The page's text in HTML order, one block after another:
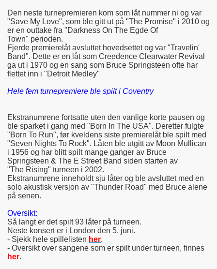
Den neste turnepremieren kom som låt nummer ni og var
"Save My Love", som ble gitt ut på "The Promise" i 2010 og
er en outtake fra "Darkness On The Egde Of
Town" perioden.
Fjerde premierelåt avsluttet hovedsettet og var "Travelin'
Band". Dette er en låt som Creedence Clearwater Revival
ga ut i 1970 og en sang som Bruce Springsteen ofte har
flettet inn i "Detroit Medley"
Hele fem turnepremiere ble spilt i Coventry
Ekstranumrene fortsatte uten den vanlige korte pausen og
ble sparket i gang med "Born In The USA". Deretter fulgte
"Born To Run", før kveldens siste premierelåt ble spilt med
"Seven Nights To Rock". Låten ble utgitt av Moon Mullican
i 1956 og har blitt spilt mange ganger av Bruce
Springsteen & The E Street Band siden starten av
"The Rising" turneen i 2002.
Ekstranumrene inneholdt sju låter og ble avsluttet med en
solo akustisk versjon av "Thunder Road" med Bruce alene
på senen.
Oversikt:
Så langt er det spilt 93 låter på turneen.
Neste konsert er i London den 5. juni.
- Sjekk hele spillelisten her.
- Oversikt over sangene som er spilt under turneen, finnes
her.